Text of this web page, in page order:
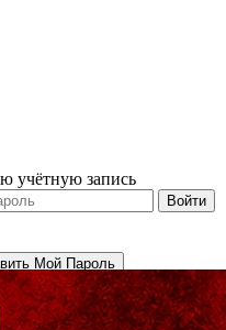
учётную запись